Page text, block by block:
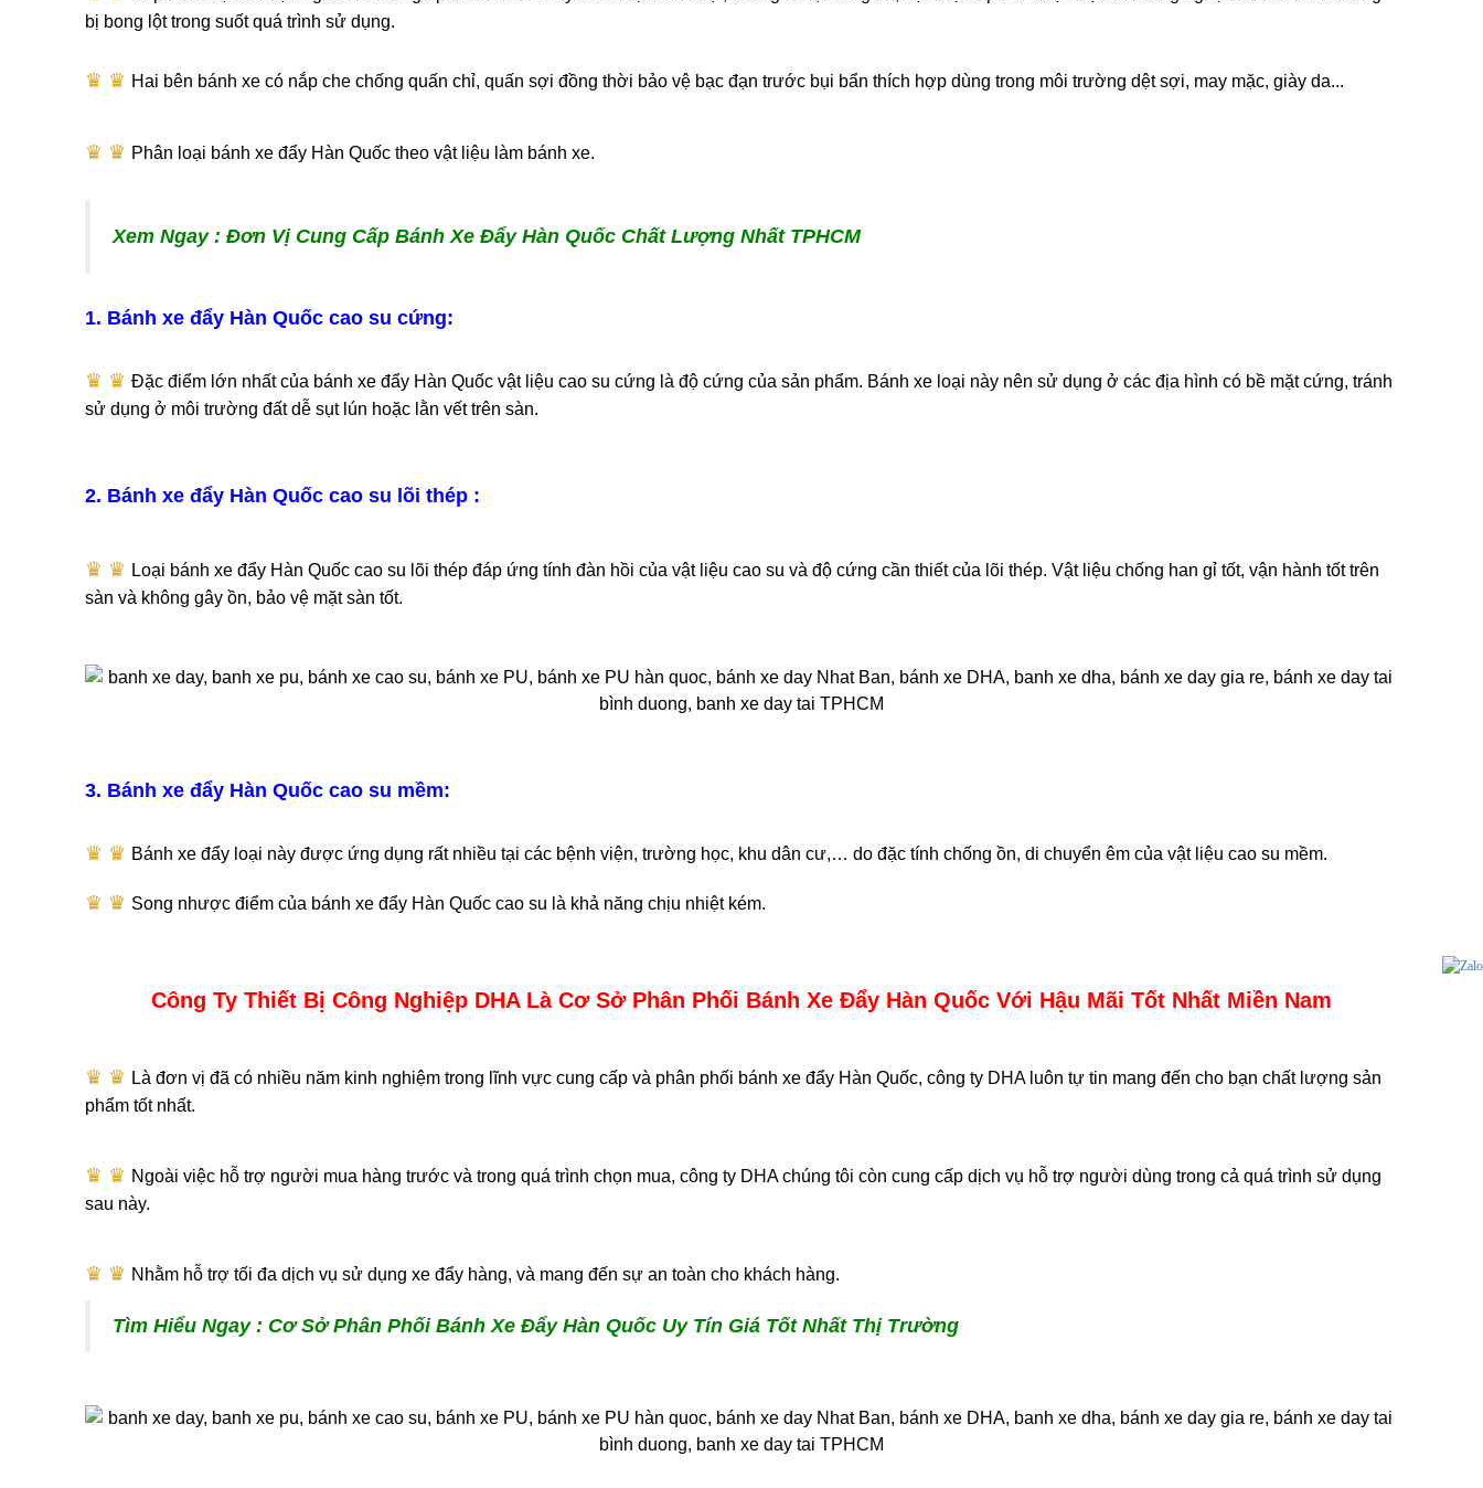
bị bong lột trong suốt quá trình sử dụng.
♛ ♛​ Hai bên bánh xe có nắp che chống quấn chỉ, quấn sợi đồng thời bảo vệ bạc đạn trước bụi bẩn thích hợp dùng trong môi trường dệt sợi, may mặc, giày da...
♛ ♛​ Phân loại bánh xe đẩy Hàn Quốc theo vật liệu làm bánh xe.
Xem Ngay : Đơn Vị Cung Cấp Bánh Xe Đẩy Hàn Quốc Chất Lượng Nhất TPHCM
1. Bánh xe đẩy Hàn Quốc cao su cứng:
♛ ♛​ Đặc điểm lớn nhất của bánh xe đẩy Hàn Quốc vật liệu cao su cứng là độ cứng của sản phẩm. Bánh xe loại này nên sử dụng ở các địa hình có bề mặt cứng, tránh
sử dụng ở môi trường đất dễ sụt lún hoặc lằn vết trên sàn.
2. Bánh xe đẩy Hàn Quốc cao su lõi thép :
♛ ♛​ Loại bánh xe đẩy Hàn Quốc cao su lõi thép đáp ứng tính đàn hồi của vật liệu cao su và độ cứng cần thiết của lõi thép. Vật liệu chống han gỉ tốt, vận hành tốt trên
sàn và không gây ồn, bảo vệ mặt sàn tốt.
3. Bánh xe đẩy Hàn Quốc cao su mềm:
♛ ♛​ Bánh xe đẩy loại này được ứng dụng rất nhiều tại các bệnh viện, trường học, khu dân cư,… do đặc tính chống ồn, di chuyển êm của vật liệu cao su mềm.
♛ ♛​ Song nhược điểm của bánh xe đẩy Hàn Quốc cao su là khả năng chịu nhiệt kém.
Công Ty Thiết Bị Công Nghiệp DHA Là Cơ Sở Phân Phối Bánh Xe Đẩy Hàn Quốc Với Hậu Mãi Tốt Nhất Miền Nam
♛ ♛​ Là đơn vị đã có nhiều năm kinh nghiệm trong lĩnh vực cung cấp và phân phối bánh xe đẩy Hàn Quốc, công ty DHA luôn tự tin mang đến cho bạn chất lượng sản
phẩm tốt nhất.
♛ ♛​ Ngoài việc hỗ trợ người mua hàng trước và trong quá trình chọn mua, công ty DHA chúng tôi còn cung cấp dịch vụ hỗ trợ người dùng trong cả quá trình sử dụng
sau này.
♛ ♛​ Nhằm hỗ trợ tối đa dịch vụ sử dụng xe đẩy hàng, và mang đến sự an toàn cho khách hàng.
Tìm Hiểu Ngay : Cơ Sở Phân Phối Bánh Xe Đẩy Hàn Quốc Uy Tín Giá Tốt Nhất Thị Trường